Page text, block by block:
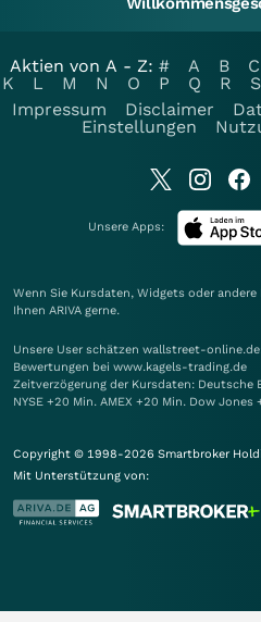
Aktien von A - Z: # A B C
K
L M N O P Q R S
Impressum
Disclaimer
Einstellungen
Unsere Apps:
Wenn Sie Kursdaten, Widgets oder
Ihnen ARIVA gerne.
Unsere User schätzen wallstreet-
Bewertungen bei www.kagels-trading.de
Zeitverzögerung der Kursdaten: Deutsche
NYSE +20 Min. AMEX +20 Min. Dow
Copyright © 1998-2026 Smartbroker
Mit Unterstützung von: